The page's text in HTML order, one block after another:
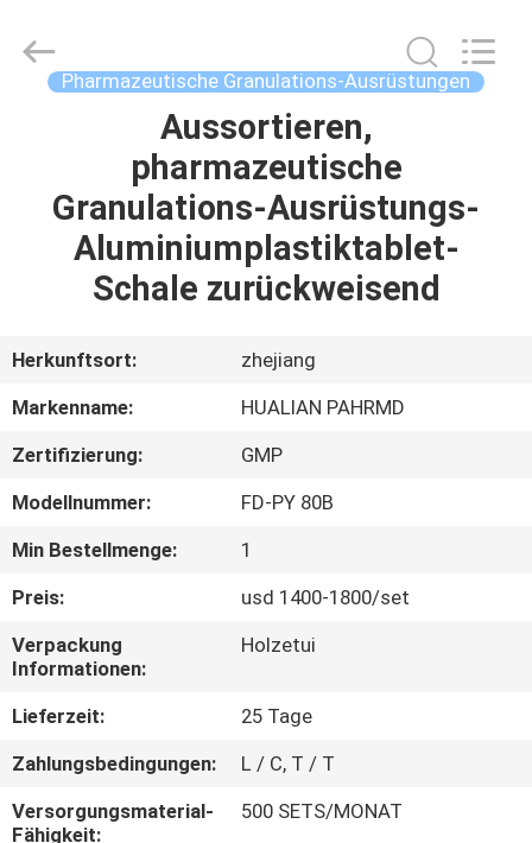
PRODUKTE
FABRIK-
QUALITÄTSKONTROLLE
TRETEN
SIE
MIT
UNS
IN
VERBINDUNG
Machinery
Co.,Ltd..
Pharmazeutische Granulations-Ausrüstungen
Aussortieren,
pharmazeutische
Granulations-Ausrüstungs-
Aluminiumplastiktablet-
Schale zurückweisend
Herkunftsort:
zhejiang
Markenname:
HUALIAN PAHRMD
Zertifizierung:
GMP
Modellnummer:
FD-PY 80B
Min Bestellmenge:
1
Preis:
usd 1400-1800/set
Verpackung
Informationen:
Holzetui
Lieferzeit:
25 Tage
Zahlungsbedingungen:
L / C, T / T
Versorgungsmaterial-
Fähigkeit:
500 SETS/MONAT